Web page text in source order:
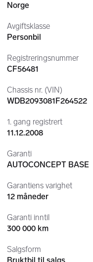
til 2024.
multireim, løpehjul.
Norge
Avgiftsklasse
Personbil
Registreringsnummer
CF56481
Chassis nr. (VIN)
WDB2093081F264522
1. gang registrert
11.12.2008
Garanti
AUTOCONCEPT BASE
Garantiens varighet
12 måneder
Garanti inntil
300 000 km
Salgsform